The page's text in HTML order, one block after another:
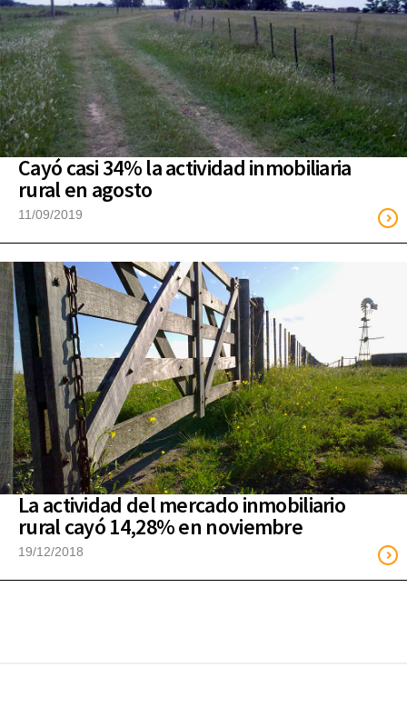
Cayó casi 34% la actividad inmobiliaria
rural en agosto
11/09/2019
La actividad del mercado inmobiliario
rural cayó 14,28% en noviembre
19/12/2018